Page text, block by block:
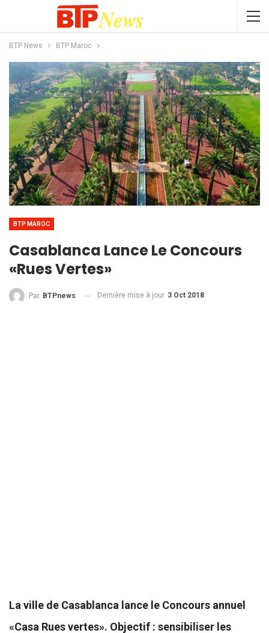
BTP News BTP Maroc
BTP MAROC
Casablanca Lance Le Concours
«Rues Vertes»
Par BTPnews Dernière mise à jour 3 Oct 2018
La ville de Casablanca lance le Concours annuel
«Casa Rues vertes». Objectif : sensibiliser les